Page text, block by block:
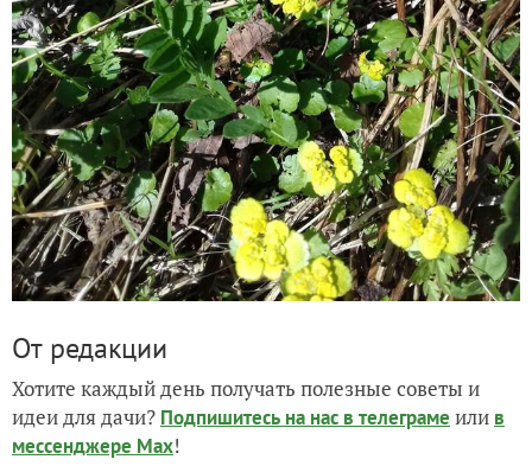
От редакции
Хотите каждый день получать полезные советы и
идеи для дачи? Подпишитесь на нас в телеграме или в
мессенджере Max!